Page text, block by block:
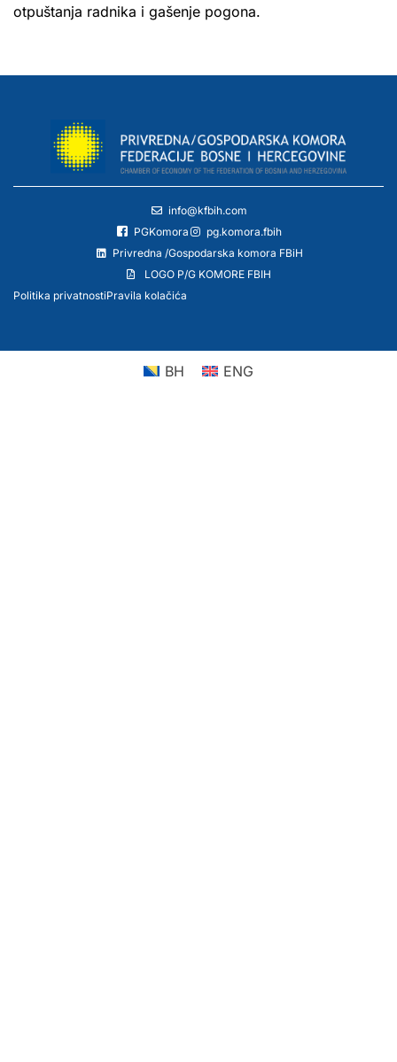
otpuštanja radnika i gašenje pogona.
info@kfbih.com
PGKomora
pg.komora.fbih
Privredna /Gospodarska komora FBiH
LOGO P/G KOMORE FBIH
Politika privatnostiPravila kolačića
BH ENG